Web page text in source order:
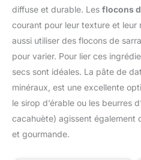
diffuse et durable. Les flocons
courant pour leur texture et leur
aussi utiliser des flocons de
pour varier. Pour lier ces
secs sont idéales. La pâte de
minéraux, est une excellente
le sirop d’érable ou les beurres
cacahuète) agissent également
et gourmande.